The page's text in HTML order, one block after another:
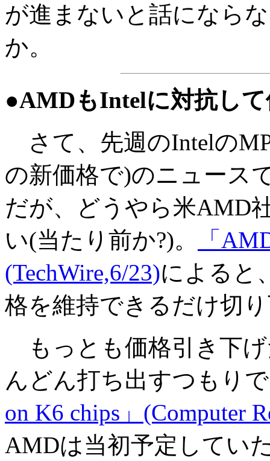
が進まないと話になら
か。
●AMDもIntelに対抗し
さて、先週のIntelの
の新価格で)のニュース
だが、どうやら米AMD
い(当たり前か?)。
「
(TechWire,6/23)によると
格を維持できるだけ切
もっとも価格引き下
んどん打ち出すつもり
on K6 chips」(Computer
AMDは当初予定してい